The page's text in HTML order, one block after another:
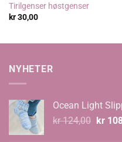
Tirilgenser høstgenser
kr30,00
NYHETER
Ocean Light
kr124,00 kr